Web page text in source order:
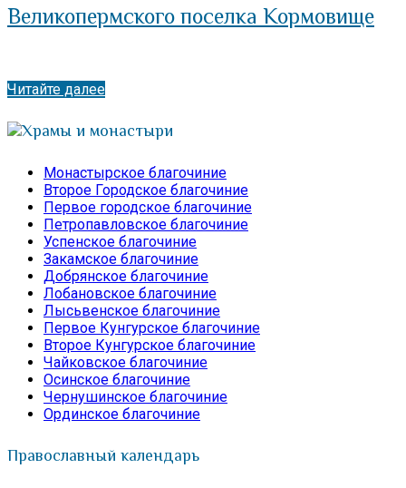
Великопермского поселка Кормовище
Читайте далее
Храмы и монастыри
Монастырское благочиние
Второе Городское благочиние
Первое городское благочиние
Петропавловское благочиние
Успенское благочиние
Закамское благочиние
Добрянское благочиние
Лобановское благочиние
Лысьвенское благочиние
Первое Кунгурское благочиние
Второе Кунгурское благочиние
Чайковское благочиние
Осинское благочиние
Чернушинское благочиние
Ординское благочиние
Православный календарь